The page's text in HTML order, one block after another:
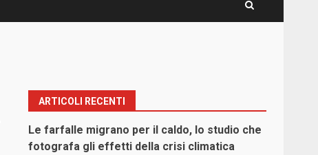
ARTICOLI RECENTI
Le farfalle migrano per il caldo, lo studio che
fotografa gli effetti della crisi climatica